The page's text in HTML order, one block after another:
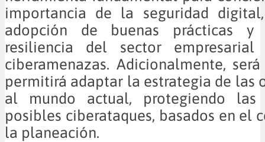
importancia de la seguridad
adopción de buenas prácticas
resiliencia del sector
ciberamenazas. Adicionalmente,
permitirá adaptar la estrategia de las
al mundo actual, protegiendo las
posibles ciberataques, basados en el
la planeación.